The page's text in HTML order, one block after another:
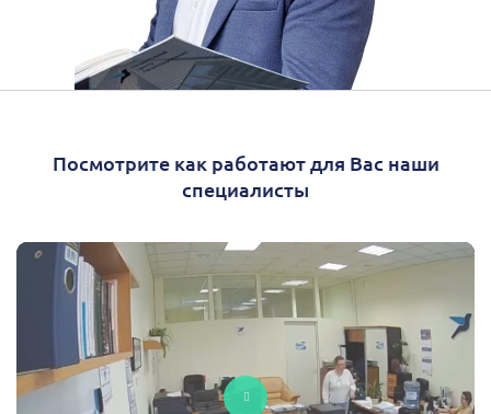
Посмотрите как работают для Вас наши
специалисты